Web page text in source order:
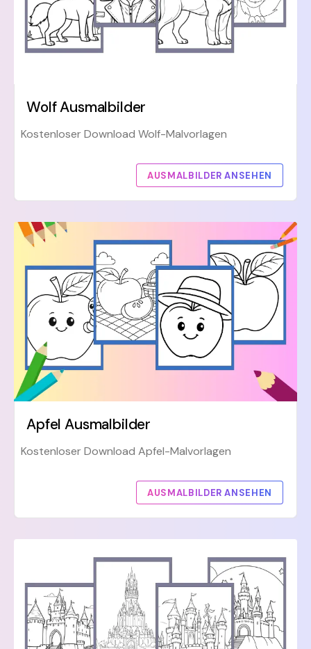
Wolf Ausmalbilder
Kostenloser Download Wolf-Malvorlagen
AUSMALBILDER ANSEHEN
Apfel Ausmalbilder
Kostenloser Download Apfel-Malvorlagen
AUSMALBILDER ANSEHEN